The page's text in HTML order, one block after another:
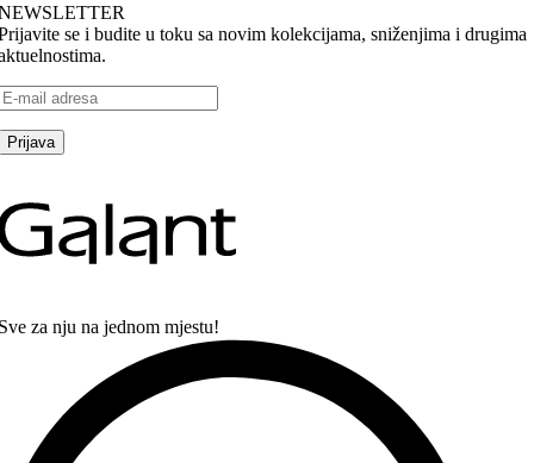
se i budite u toku sa novim kolekcijama, sniženjima i drugima
za nju na jednom mjestu!